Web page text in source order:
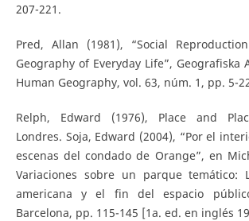
207-221.
Pred, Allan (1981), “Social
Geography of Everyday Life”, Geografiska
Human Geography, vol. 63, núm. 1, pp. 5-
Relph, Edward (1976), Place and
Londres. Soja, Edward (2004), “Por el
escenas del condado de Orange”, en
Variaciones sobre un parque temático:
americana y el fin del espacio
Barcelona, pp. 115-145 [1a. ed. en inglés